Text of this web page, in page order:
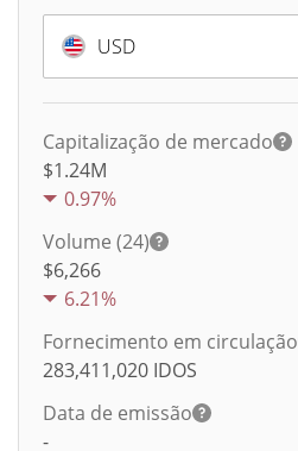
USD
Capitalização de mercado
$1.24M
0.97%
Volume (24)
$6,266
6.21%
Fornecimento em circulação
283,411,020 IDOS
Data de emissão
-